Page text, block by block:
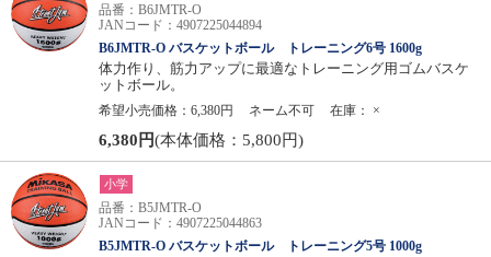
品番：B6JMTR-O
JANコード：4907225044894
B6JMTR-O バスケットボール トレーニング6号 1600g
体力作り、筋力アップに最適なトレーニング用ゴムバスケ
ットボール。
希望小売価格：6,380円
ネーム不可 在庫： ×
6,380円(本体価格：5,800円)
小学
品番：B5JMTR-O
JANコード：4907225044863
B5JMTR-O バスケットボール トレーニング5号 1000g